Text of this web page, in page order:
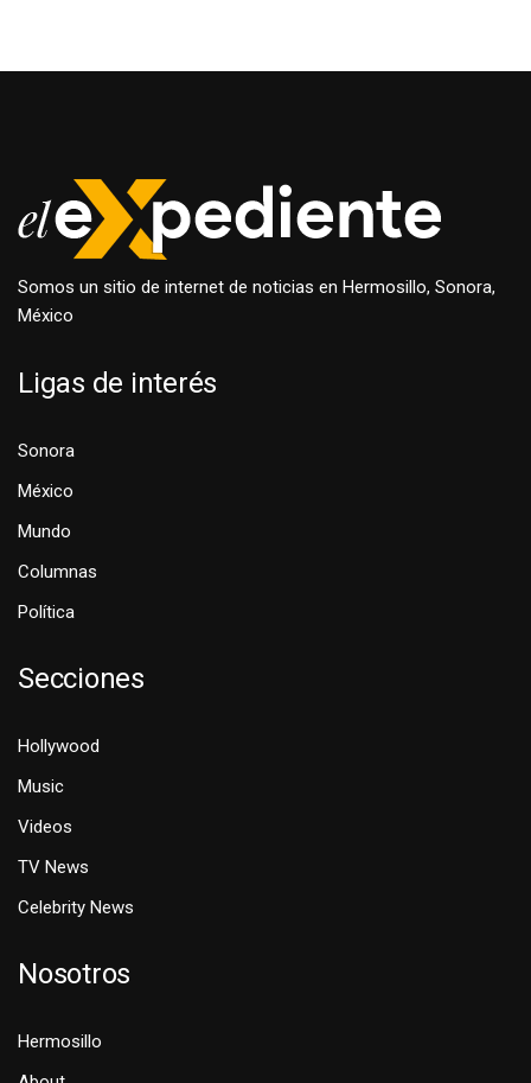
Somos un sitio de internet de noticias en Hermosillo, Sonora,
México
Ligas de interés
Sonora
México
Mundo
Columnas
Política
Secciones
Hollywood
Music
Videos
TV News
Celebrity News
Nosotros
Hermosillo